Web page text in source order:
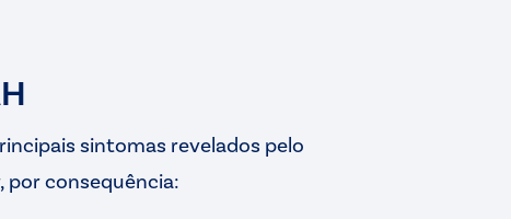
sintomas revelados pelo
por consequência: